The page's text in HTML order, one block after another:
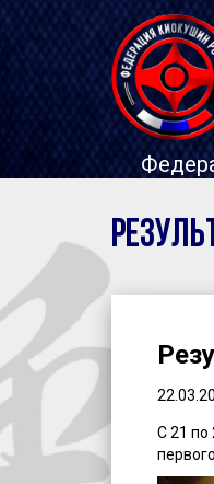
С 21 по